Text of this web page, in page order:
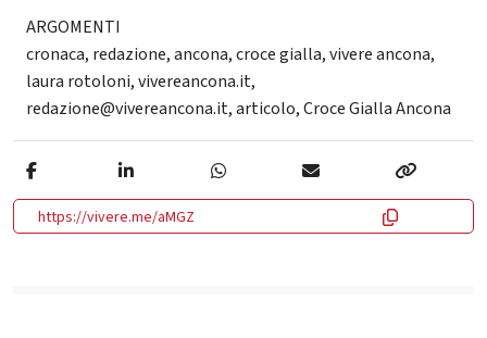
ARGOMENTI
cronaca, redazione,ancona,croce gialla,vivere ancona,
laura rotoloni,vivereancona.it,
redazione@vivereancona.it,articolo,Croce Gialla Ancona
https://vivere.me/aMGZ